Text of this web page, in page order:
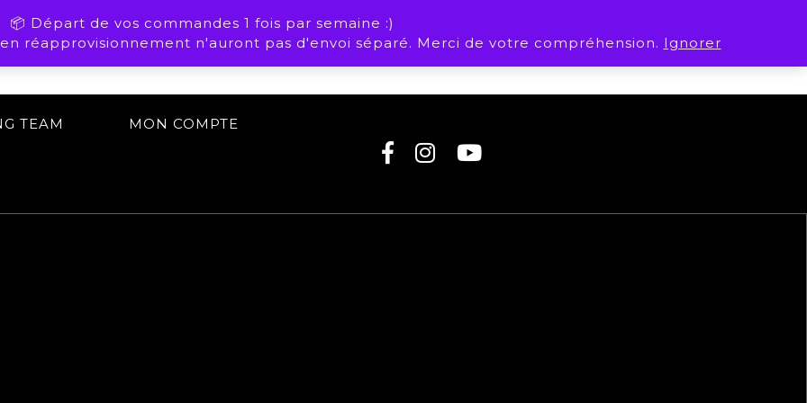
📦 Départ de vos commandes 1 fois par semaine :)
réapprovisionnement n'auront pas d'envoi séparé. Merci de votre compréhension. Ignorer
TEAM MON COMPTE